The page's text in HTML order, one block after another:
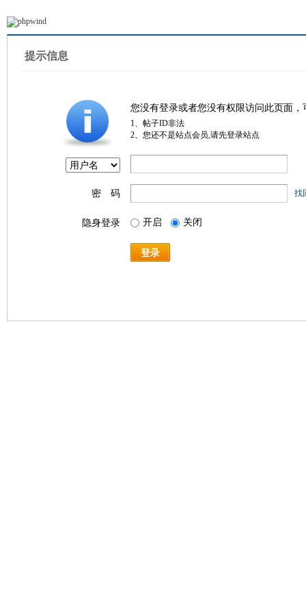
提示信息
您没有登录或者您没有权限访问此页面
1、帖子ID非法
2、您还不是站点会员,请先登录站点
密 码 找
隐身登录 开启 关闭
登录